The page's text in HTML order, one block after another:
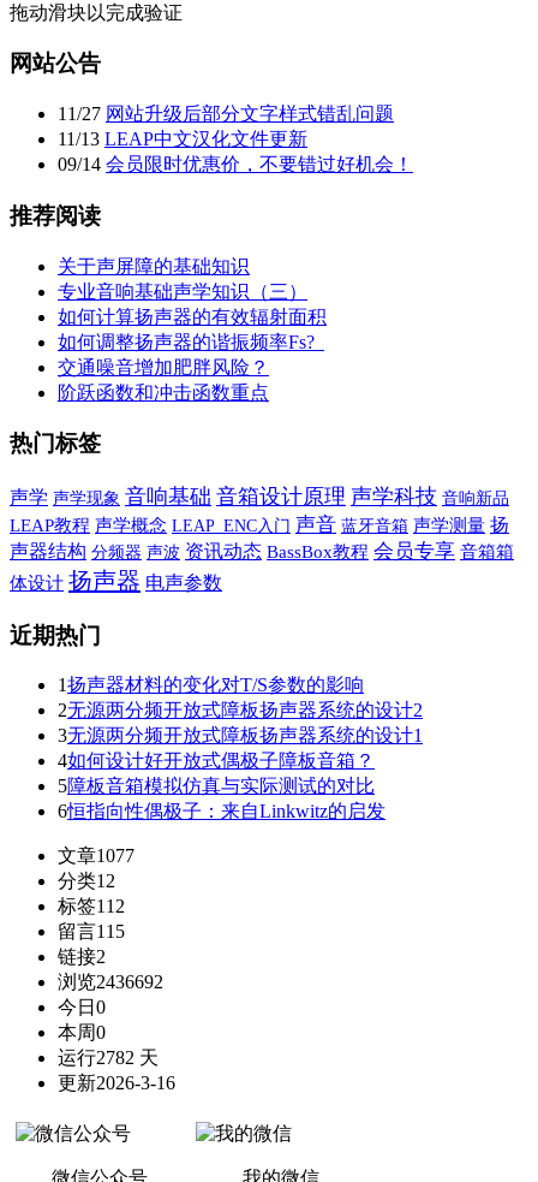
拖动滑块以完成验证
网站公告
11/27 网站升级后部分文字样式错乱问题
11/13 LEAP中文汉化文件更新
09/14 会员限时优惠价，不要错过好机会！
推荐阅读
关于声屏障的基础知识
专业音响基础声学知识（三）
如何计算扬声器的有效辐射面积
如何调整扬声器的谐振频率Fs?
交通噪音增加肥胖风险？
阶跃函数和冲击函数重点
热门标签
声学 声学现象 音响基础 音箱设计原理 声学科技 音响新品
LEAP教程 声学概念 LEAP_ENC入门 声音 蓝牙音箱 声学测量 扬
声器结构 分频器 声波 资讯动态 BassBox教程 会员专享 音箱箱
体设计 扬声器 电声参数
近期热门
1扬声器材料的变化对T/S参数的影响
2无源两分频开放式障板扬声器系统的设计2
3无源两分频开放式障板扬声器系统的设计1
4如何设计好开放式偶极子障板音箱？
5障板音箱模拟仿真与实际测试的对比
6恒指向性偶极子：来自Linkwitz的启发
文章1077
分类12
标签112
留言115
链接2
浏览2436692
今日 0
本周0
运行2782 天
更新2026-3-16